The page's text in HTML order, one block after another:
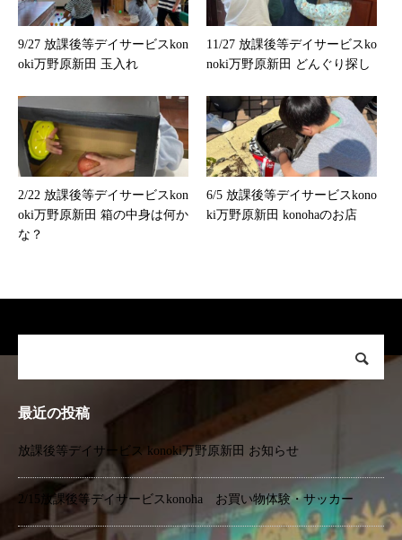
9/27 放課後等デイサービスkon
oki万野原新田 玉入れ
11/27 放課後等デイサービスko
noki万野原新田 どんぐり探し
2/22 放課後等デイサービスkon
oki万野原新田 箱の中身は何か
な？
6/5 放課後等デイサービスkono
ki万野原新田 konohaのお店
最近の投稿
放課後等デイサービス konoki万野原新田 お知らせ
2/15放課後等デイサービスkonoha お買い物体験・サッカー